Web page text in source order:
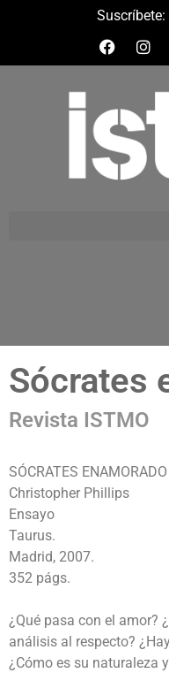
Suscríbete:
Sócrates
Revista ISTMO
SÓCRATES ENAMORADO
Christopher Phillips
Ensayo
Taurus.
Madrid, 2007.
352 págs.
¿Qué pasa con el amor?
análisis al respecto?
¿Cómo es su naturaleza